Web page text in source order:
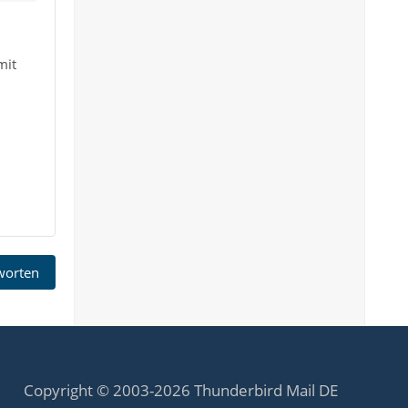
Copyright © 2003-2026 Thunderbird Mail DE